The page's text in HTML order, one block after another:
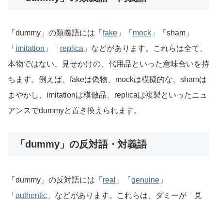
「dummy」の類義語には「 fake 」「 mock 」「sham」
「 imitation 」「 replica 」などがあります。これらは全て、
本物ではない、見せかけの、代用品といった意味合いを持
ちます。例えば、fakeは偽物、mockは模擬的な、shamは
まやかし、imitationは模倣品、replicaは複製といったニュ
アンスでdummyと置き換えられます。
「dummy」の反対語・対義語
「dummy」の反対語には「 real 」「 genuine 」
「 authentic 」などがあります。これらは、ダミーが「見